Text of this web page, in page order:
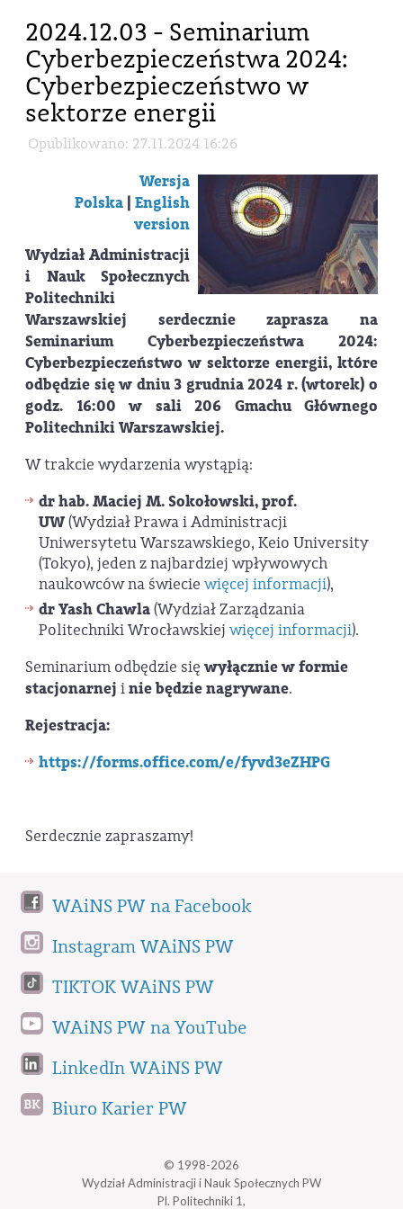
2024.12.03 - Seminarium
Cyberbezpieczeństwa 2024:
Cyberbezpieczeństwo w
sektorze energii
Opublikowano: 27.11.2024 16:26
Wersja
Polska |English
version
Wydział Administracji
i Nauk Społecznych
Politechniki
Warszawskiej serdecznie zaprasza na
Seminarium Cyberbezpieczeństwa 2024:
Cyberbezpieczeństwo w sektorze energii, które
odbędzie się w dniu 3 grudnia 2024 r. (wtorek) o
godz. 16:00 w sali 206 Gmachu Głównego
Politechniki Warszawskiej.
W trakcie wydarzenia wystąpią:
dr hab. Maciej M. Sokołowski, prof.
UW(Wydział Prawa i Administracji
Uniwersytetu Warszawskiego, Keio University
(Tokyo), jeden z najbardziej wpływowych
naukowców na świecie więcej informacji),
dr Yash Chawla(Wydział Zarządzania
Politechniki Wrocławskiej więcej informacji).
Seminarium odbędzie sięwyłącznie w formie
stacjonarnej inie będzie nagrywane.
Rejestracja:
https://forms.office.com/e/fyvd3eZHPG
Serdecznie zapraszamy!
WAiNS PW na Facebook
Instagram WAiNS PW
TIKTOK WAiNS PW
WAiNS PW na YouTube
LinkedIn WAiNS PW
Biuro Karier PW
© 1998-2026
Wydział Administracji i Nauk Społecznych PW
Pl. Politechniki 1,